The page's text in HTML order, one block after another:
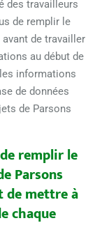
des travailleurs
de remplir le
de travailler
au début de
informations
de données
de Parsons
remplir le
Parsons
de mettre à
chaque